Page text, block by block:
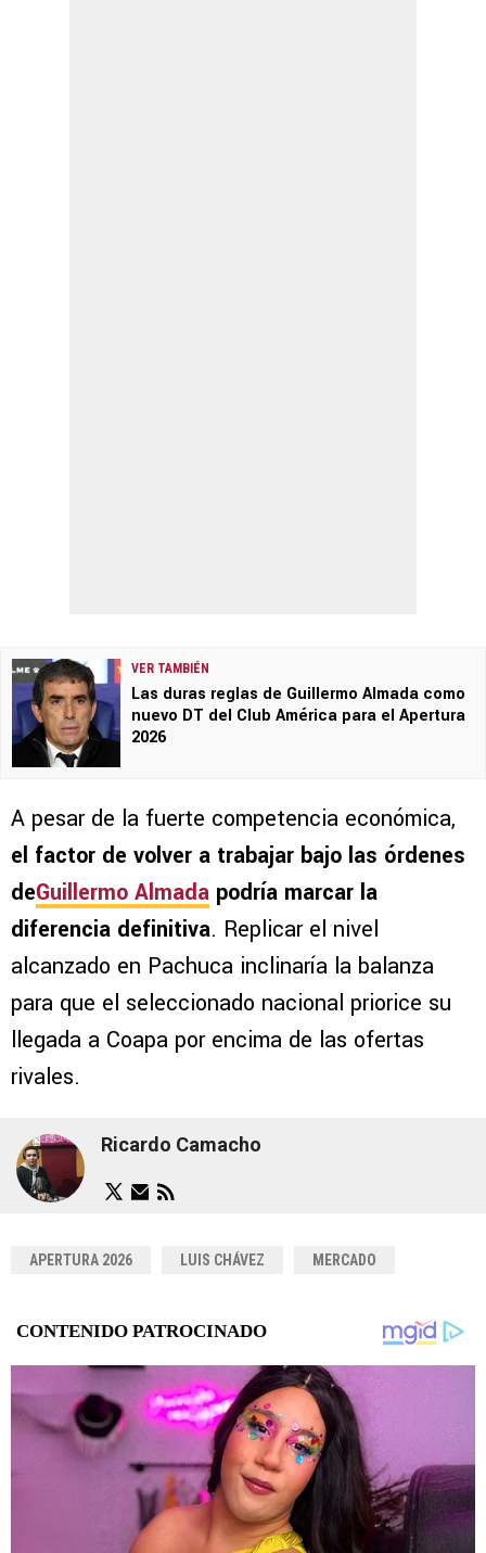
VER TAMBIÉN
Las duras reglas de Guillermo Almada como
nuevo DT del Club América para el Apertura
2026
A pesar de la fuerte competencia económica,
el factor de volver a trabajar bajo las órdenes
deGuillermo Almada podría marcar la
diferencia definitiva. Replicar el nivel
alcanzado en Pachuca inclinaría la balanza
para que el seleccionado nacional priorice su
llegada a Coapa por encima de las ofertas
rivales.
Ricardo Camacho
APERTURA 2026 LUIS CHÁVEZ MERCADO